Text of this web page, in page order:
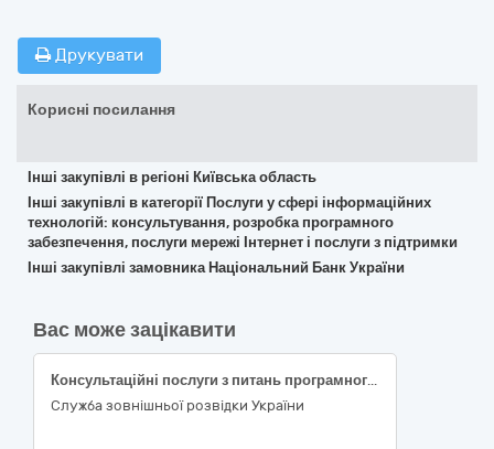
Друкувати
Корисні посилання
Інші закупівлі в регіоні Київська область
Інші закупівлі в категорії Послуги у сфері інформаційних
технологій: консультування, розробка програмного
забезпечення, послуги мережі Інтернет і послуги з підтримки
Інші закупівлі замовника Національний Банк України
Вас може зацікавити
Консультаційні послуги з питань програмного забезпечення
Служба зовнішньої розвідки України